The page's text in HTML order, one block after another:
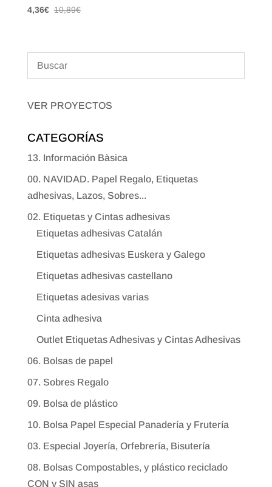
4,36€ 10,89€
VER PROYECTOS
CATEGORÍAS
13. Información Bàsica
00. NAVIDAD. Papel Regalo, Etiquetas
adhesivas, Lazos, Sobres...
02. Etiquetas y Cintas adhesivas
Etiquetas adhesivas Catalán
Etiquetas adhesivas Euskera y Galego
Etiquetas adhesivas castellano
Etiquetas adesivas varias
Cinta adhesiva
Outlet Etiquetas Adhesivas y Cintas Adhesivas
06. Bolsas de papel
07. Sobres Regalo
09. Bolsa de plástico
10. Bolsa Papel Especial Panadería y Frutería
03. Especial Joyería, Orfebrería, Bisutería
08. Bolsas Compostables, y plástico reciclado
CON y SIN asas